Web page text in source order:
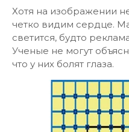
Хотя на изображении
четко видим сердце.
светится, будто
Ученые не могут
что у них болят глаза.